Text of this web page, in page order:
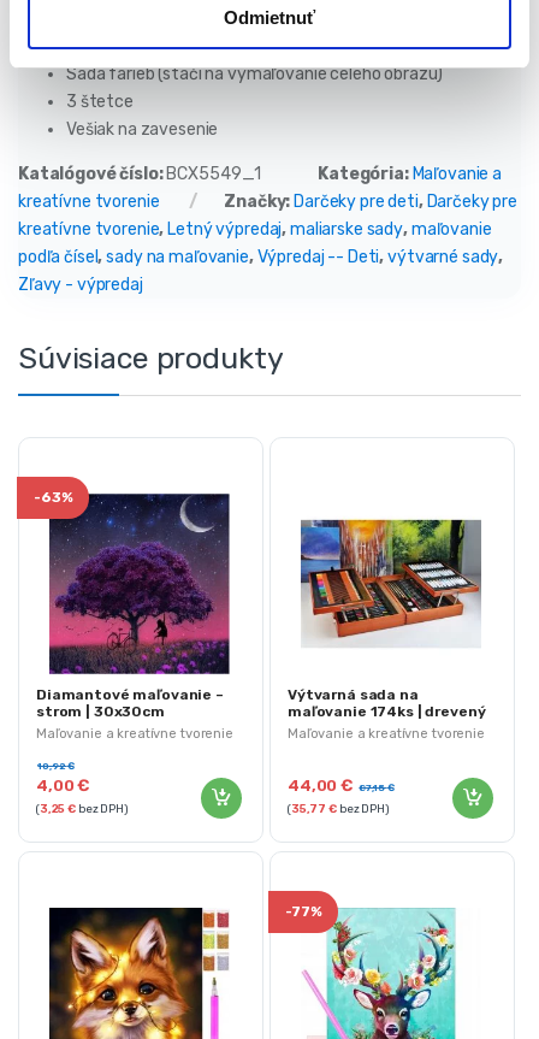
Odmietnuť
Plátno s obrázkom na maľovanie na drevenom ráme
Sada farieb (stačí na vymaľovanie celého obrazu)
3 štetce
Vešiak na zavesenie
Katalógové číslo: BCX5549_1 Kategória: Maľovanie a
kreatívne tvorenie
Značky: Darčeky pre deti, Darčeky pre
kreatívne tvorenie, Letný výpredaj,maliarske sady,maľovanie
podľa čísel,sady na maľovanie,Výpredaj -- Deti,výtvarné sady,
Zľavy - výpredaj
Súvisiace produkty
Maľovanie a kreatívne tvorenie
-63%
Diamantové maľovanie –
strom | 30x30cm
4,00€
10,92€
(3,25€ bez DPH)
Maľovanie a kreatívne tvorenie
Výtvarná sada na
maľovanie 174ks | drevený
kufrík
44,00€ 87,15€
(35,77€bez DPH)
-77%